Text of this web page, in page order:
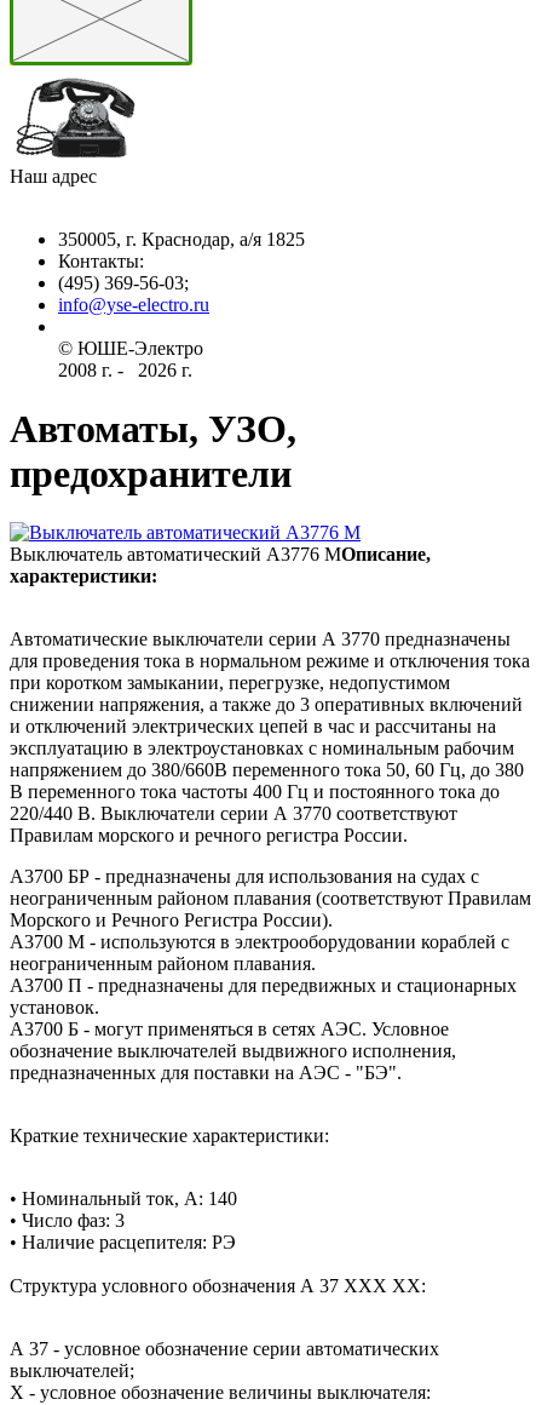
Наш адрес
350005, г. Краснодар, а/я 1825
Контакты: ­
(495) 369-56-03;
info@yse-electro.ru­
© ЮШЕ-Эл­ектро ­
2008 г­. - ­ ­­­­­
2026 г.
Автоматы, УЗО,
предохранители
Выключатель автоматический А3776 МОписание,
характеристики:
Автоматические выключатели серии А 3770 предназначены
для проведения тока в нормальном режиме и отключения тока
при коротком замыкании, перегрузке, недопустимом
снижении напряжения, а также до 3 оперативных включений
и отключений электрических цепей в час и рассчитаны на
эксплуатацию в электроустановках с номинальным рабочим
напряжением до 380/660В переменного тока 50, 60 Гц, до 380
В переменного тока частоты 400 Гц и постоянного тока до
220/440 В. Выключатели серии А 3770 соответствуют
Правилам морского и речного регистра России.
А3700 БР - предназначены для использования на судах с
неограниченным районом плавания (соответствуют Правилам
Морского и Речного Регистра России).
А3700 М - используются в электрооборудовании кораблей с
неограниченным районом плавания.
А3700 П - предназначены для передвижных и стационарных
установок.
А3700 Б - могут применяться в сетях АЭС. Условное
обозначение выключателей выдвижного исполнения,
предназначенных для поставки на АЭС - "БЭ".
Краткие технические характеристики:
• Номинальный ток, А: 140
• Число фаз: 3
• Наличие расцепителя: РЭ
Структура условного обозначения А 37 ХХХ ХХ:
А 37 - условное обозначение серии автоматических
выключателей;
X - условное обозначение величины выключателя: